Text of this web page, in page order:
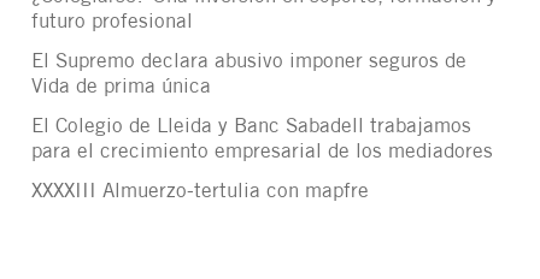
futuro profesional
El Supremo declara abusivo imponer seguros de
Vida de prima única
El Colegio de Lleida y Banc Sabadell trabajamos
para el crecimiento empresarial de los mediadores
XXXXIII Almuerzo-tertulia con mapfre